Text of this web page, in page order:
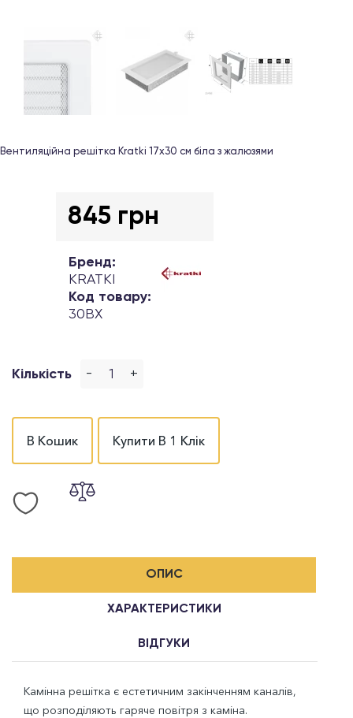
Вентиляційна решітка Kratki 17х30 см біла з жалюзями
845 грн
Бренд:
KRATKI
Код товару:
30BX
Кількість - +
В Кошик Купити В 1 Клік
ОПИС
ХАРАКТЕРИСТИКИ
ВІДГУКИ
Камінна решітка є естетичним закінченням каналів,
що розподіляють гаряче повітря з каміна.